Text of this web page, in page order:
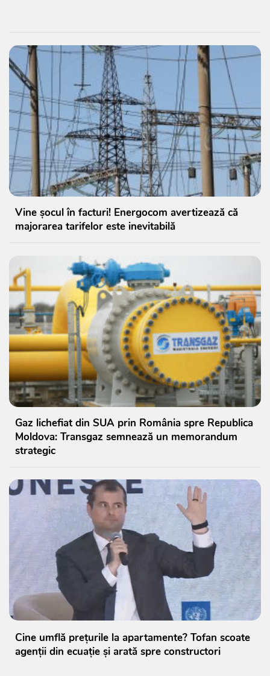
Vine șocul în facturi! Energocom avertizează că
majorarea tarifelor este inevitabilă
Gaz lichefiat din SUA prin România spre Republica
Moldova: Transgaz semnează un memorandum
strategic
Cine umflă prețurile la apartamente? Tofan scoate
agenții din ecuație și arată spre constructori